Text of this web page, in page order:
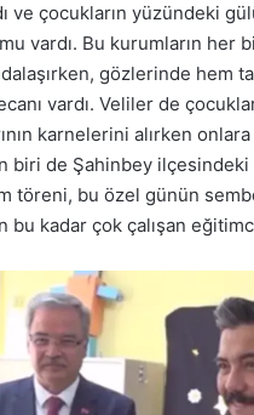
ve çocukların yüzündeki
vardı. Bu kurumların her
gözlerinde hem
vardı. Veliler de
karnelerini alırken
biri de Şahinbey ilçesindeki
töreni, bu özel günün
kadar çok çalışan